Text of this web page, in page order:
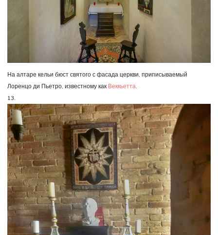
На алтаре кельи бюст святого с фасада церкви, приписываемый
Лоренцо ди Пьетро, известному как Веккьетта
13.